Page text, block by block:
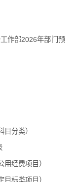
作部2026年部门预
分类）
经费项目）
标类项目）